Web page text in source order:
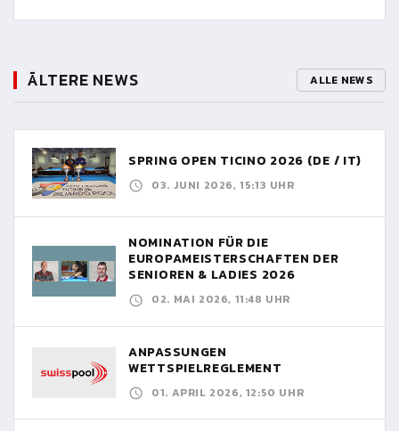
ÄLTERE NEWS ALLE NEWS
SPRING OPEN TICINO 2026 (DE / IT)
03. JUNI 2026, 15:13 UHR
NOMINATION FÜR DIE
EUROPAMEISTERSCHAFTEN DER
SENIOREN & LADIES 2026
02. MAI 2026, 11:48 UHR
ANPASSUNGEN
WETTSPIELREGLEMENT
01. APRIL 2026, 12:50 UHR